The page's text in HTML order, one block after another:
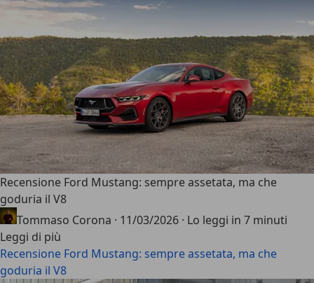
Recensione Ford Mustang: sempre assetata, ma che
goduria il V8
Tommaso Corona · 11/03/2026 · Lo leggi in 7 minuti
Leggi di più
Recensione Ford Mustang: sempre assetata, ma che
goduria il V8